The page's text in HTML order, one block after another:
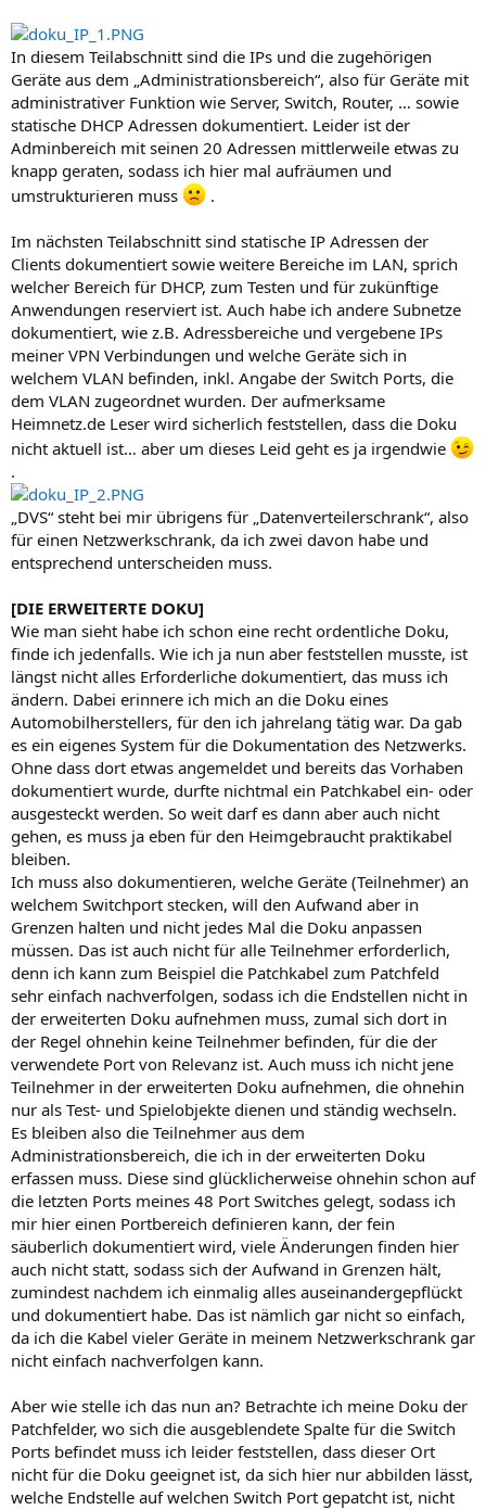
In diesem Teilabschnitt sind die IPs und die zugehörigen
Geräte aus dem „Administrationsbereich“, also für Geräte mit
administrativer Funktion wie Server, Switch, Router, … sowie
statische DHCP Adressen dokumentiert. Leider ist der
Adminbereich mit seinen 20 Adressen mittlerweile etwas zu
knapp geraten, sodass ich hier mal aufräumen und
umstrukturieren muss
.
Im nächsten Teilabschnitt sind statische IP Adressen der
Clients dokumentiert sowie weitere Bereiche im LAN, sprich
welcher Bereich für DHCP, zum Testen und für zukünftige
Anwendungen reserviert ist. Auch habe ich andere Subnetze
dokumentiert, wie z.B. Adressbereiche und vergebene IPs
meiner VPN Verbindungen und welche Geräte sich in
welchem VLAN befinden, inkl. Angabe der Switch Ports, die
dem VLAN zugeordnet wurden. Der aufmerksame
Heimnetz.de Leser wird sicherlich feststellen, dass die Doku
nicht aktuell ist… aber um dieses Leid geht es ja irgendwie
.
„DVS“ steht bei mir übrigens für „Datenverteilerschrank“, also
für einen Netzwerkschrank, da ich zwei davon habe und
entsprechend unterscheiden muss.
[DIE ERWEITERTE DOKU]
Wie man sieht habe ich schon eine recht ordentliche Doku,
finde ich jedenfalls. Wie ich ja nun aber feststellen musste, ist
längst nicht alles Erforderliche dokumentiert, das muss ich
ändern. Dabei erinnere ich mich an die Doku eines
Automobilherstellers, für den ich jahrelang tätig war. Da gab
es ein eigenes System für die Dokumentation des Netzwerks.
Ohne dass dort etwas angemeldet und bereits das Vorhaben
dokumentiert wurde, durfte nichtmal ein Patchkabel ein- oder
ausgesteckt werden. So weit darf es dann aber auch nicht
gehen, es muss ja eben für den Heimgebraucht praktikabel
bleiben.
Ich muss also dokumentieren, welche Geräte (Teilnehmer) an
welchem Switchport stecken, will den Aufwand aber in
Grenzen halten und nicht jedes Mal die Doku anpassen
müssen. Das ist auch nicht für alle Teilnehmer erforderlich,
denn ich kann zum Beispiel die Patchkabel zum Patchfeld
sehr einfach nachverfolgen, sodass ich die Endstellen nicht in
der erweiterten Doku aufnehmen muss, zumal sich dort in
der Regel ohnehin keine Teilnehmer befinden, für die der
verwendete Port von Relevanz ist. Auch muss ich nicht jene
Teilnehmer in der erweiterten Doku aufnehmen, die ohnehin
nur als Test- und Spielobjekte dienen und ständig wechseln.
Es bleiben also die Teilnehmer aus dem
Administrationsbereich, die ich in der erweiterten Doku
erfassen muss. Diese sind glücklicherweise ohnehin schon auf
die letzten Ports meines 48 Port Switches gelegt, sodass ich
mir hier einen Portbereich definieren kann, der fein
säuberlich dokumentiert wird, viele Änderungen finden hier
auch nicht statt, sodass sich der Aufwand in Grenzen hält,
zumindest nachdem ich einmalig alles auseinandergepflückt
und dokumentiert habe. Das ist nämlich gar nicht so einfach,
da ich die Kabel vieler Geräte in meinem Netzwerkschrank gar
nicht einfach nachverfolgen kann.
Aber wie stelle ich das nun an? Betrachte ich meine Doku der
Patchfelder, wo sich die ausgeblendete Spalte für die Switch
Ports befindet muss ich leider feststellen, dass dieser Ort
nicht für die Doku geeignet ist, da sich hier nur abbilden lässt,
welche Endstelle auf welchen Switch Port gepatcht ist, nicht